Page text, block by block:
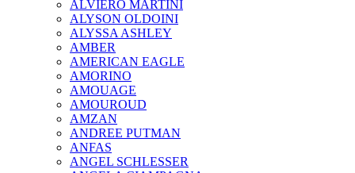
ALVIERO MARTINI
ALYSON OLDOINI
ALYSSA ASHLEY
AMBER
AMERICAN EAGLE
AMORINO
AMOUAGE
AMOUROUD
AMZAN
ANDREE PUTMAN
ANFAS
ANGEL SCHLESSER